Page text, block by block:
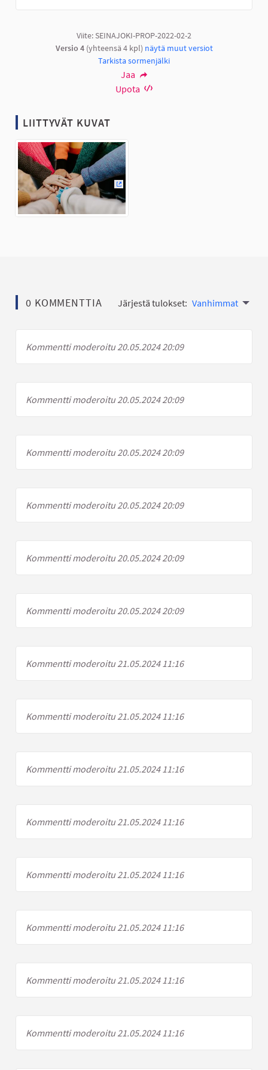
Viite: SEINAJOKI-PROP-2022-02-2
Versio 4(yhteensä 4 kpl) näytä muut versiot
Tarkista sormenjälki
Jaa
Upota
LIITTYVÄT KUVAT
(Ulkoinen linkki)
0 KOMMENTTIA Järjestä tulokset: Vanhimmat
Kommentti moderoitu 20.05.2024 20:09
Kommentti moderoitu 20.05.2024 20:09
Kommentti moderoitu 20.05.2024 20:09
Kommentti moderoitu 20.05.2024 20:09
Kommentti moderoitu 20.05.2024 20:09
Kommentti moderoitu 20.05.2024 20:09
Kommentti moderoitu 21.05.2024 11:16
Kommentti moderoitu 21.05.2024 11:16
Kommentti moderoitu 21.05.2024 11:16
Kommentti moderoitu 21.05.2024 11:16
Kommentti moderoitu 21.05.2024 11:16
Kommentti moderoitu 21.05.2024 11:16
Kommentti moderoitu 21.05.2024 11:16
Kommentti moderoitu 21.05.2024 11:16